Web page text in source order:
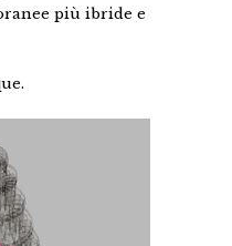
più ibride e